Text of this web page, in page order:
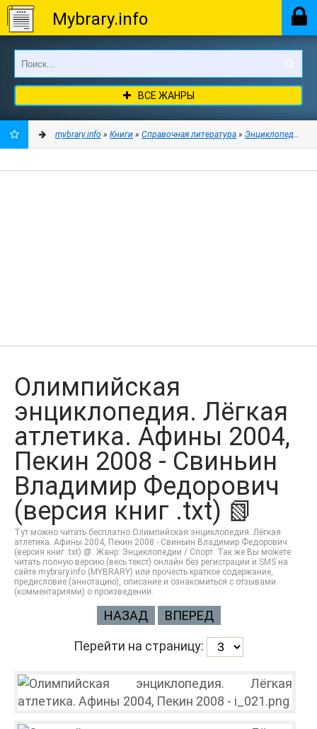
Mybrary.info
ВСЕ ЖАНРЫ
mybrary.info » Книги » Справочная литература » Энциклопедии
Олимпийская
энциклопедия. Лёгкая
атлетика. Афины 2004,
Пекин 2008 - Свиньин
Владимир Федорович
(версия книг .txt) 📗
Тут можно читать бесплатно Олимпийская энциклопедия. Лёгкая
атлетика. Афины 2004, Пекин 2008 - Свиньин Владимир Федорович
(версия книг .txt) 📗. Жанр: Энциклопедии / Спорт. Так же Вы можете
читать полную версию (весь текст) онлайн без регистрации и SMS на
сайте mybrary.info (MYBRARY) или прочесть краткое содержание,
предисловие (аннотацию), описание и ознакомиться с отзывами
(комментариями) о произведении.
НАЗАД ВПЕРЕД
Перейти на страницу: